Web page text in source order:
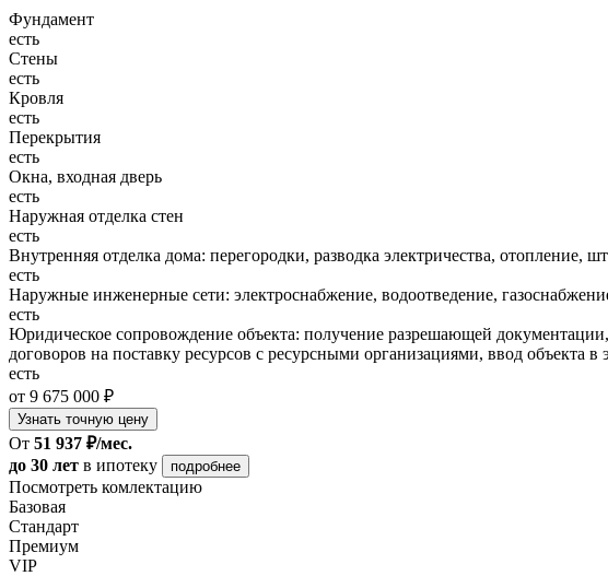
Фундамент
есть
Стены
есть
Кровля
есть
Перекрытия
есть
Окна, входная дверь
есть
Наружная отделка стен
есть
Внутренняя отделка дома: перегородки, разводка электричества, отопление,
есть
Наружные инженерные сети: электроснабжение, водоотведение,
есть
Юридическое сопровождение объекта: получение разрешающей
договоров на поставку ресурсов с ресурсными организациями, ввод объекта в
есть
от 9 675 000 ₽
Узнать точную цену
От 51 937 ₽/мес.
до 30 лет в ипотеку подробнее
Посмотреть комлектацию
Базовая
Стандарт
Премиум
VIP